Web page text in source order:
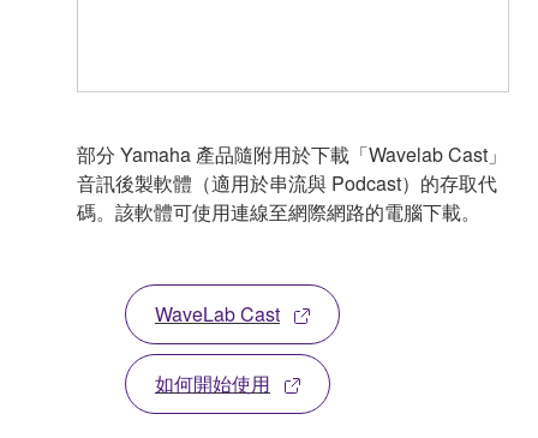
部分 Yamaha 產品隨附用於下載「Wavelab Cast」
音訊後製軟體（適用於串流與 Podcast）的存取代
碼。該軟體可使用連線至網際網路的電腦下載。
WaveLab Cast
如何開始使用